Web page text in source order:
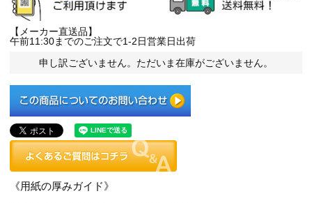
【メーカー直送品】
午前11:30までのご注文で1-2日営業日出荷
申し訳ございません。ただいま在庫がございません。
《用紙の厚みガイド》